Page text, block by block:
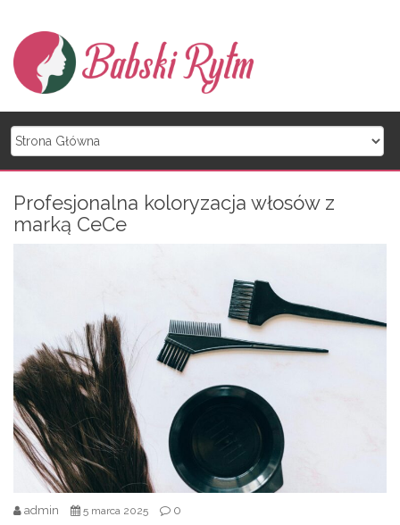
Profesjonalna koloryzacja włosów z
marką CeCe
admin 5 marca 2025 0